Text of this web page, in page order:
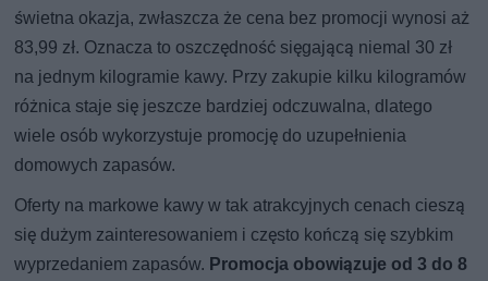
świetna okazja, zwłaszcza że cena bez promocji wynosi aż
83,99 zł. Oznacza to oszczędność sięgającą niemal 30 zł
na jednym kilogramie kawy. Przy zakupie kilku kilogramów
różnica staje się jeszcze bardziej odczuwalna, dlatego
wiele osób wykorzystuje promocję do uzupełnienia
domowych zapasów.
Oferty na markowe kawy w tak atrakcyjnych cenach cieszą
się dużym zainteresowaniem i często kończą się szybkim
wyprzedaniem zapasów. Promocja obowiązuje od 3 do 8